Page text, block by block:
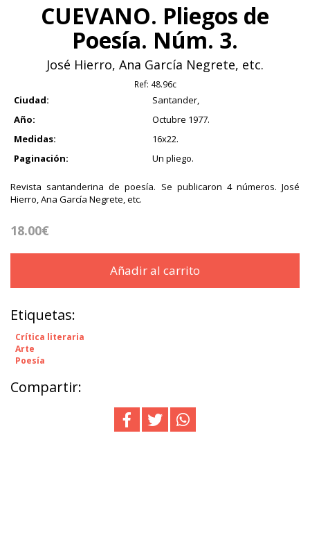
CUEVANO. Pliegos de
Poesía. Núm. 3.
José Hierro, Ana García Negrete, etc.
Ref: 48.96c
Ciudad:
Santander,
Año:
Octubre 1977.
Medidas:
16x22.
Paginación:
Un pliego.
Revista santanderina de poesía. Se publicaron 4 números. José
Hierro, Ana García Negrete, etc.
18.00€
Añadir al carrito
Etiquetas:
Crítica literaria
Arte
Poesía
Compartir: